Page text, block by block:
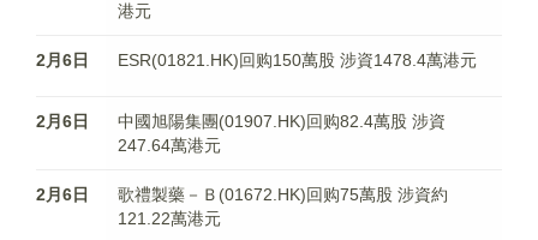
港元
2月6日 ESR(01821.HK)回购150萬股 涉資1478.4萬港元
2月6日
中國旭陽集團(01907.HK)回购82.4萬股 涉資
247.64萬港元
2月6日
歌禮製藥－Ｂ(01672.HK)回购75萬股 涉資約
121.22萬港元